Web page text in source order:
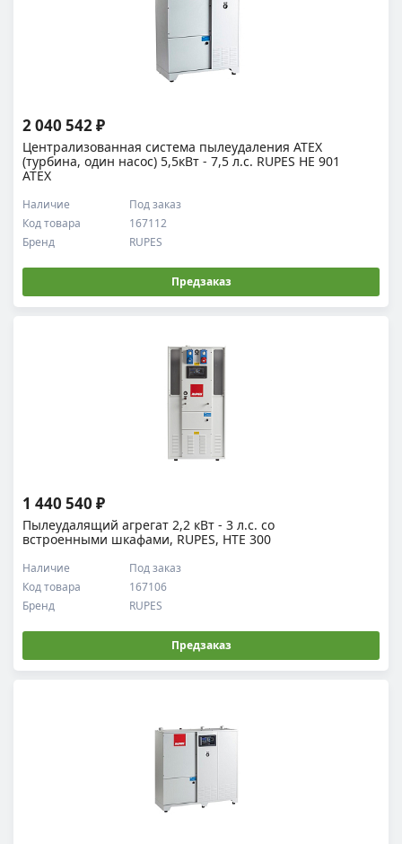
Централизованная система пылеудаления ATEX
(турбина, один насос) 5,5кВт - 7,5 л.с. RUPES HE 901
ATEX
Код товара 167112
Наличие Под заказ
Бренд RUPES
2 040 542 ₽
Предзаказ
Пылеудалящий агрегат 2,2 кВт - 3 л.с. cо
встроенными шкафами, RUPES, HTE 300
Код товара 167106
Наличие Под заказ
Бренд RUPES
1 440 540 ₽
Предзаказ